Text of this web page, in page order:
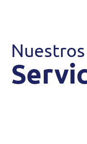
Nuestros